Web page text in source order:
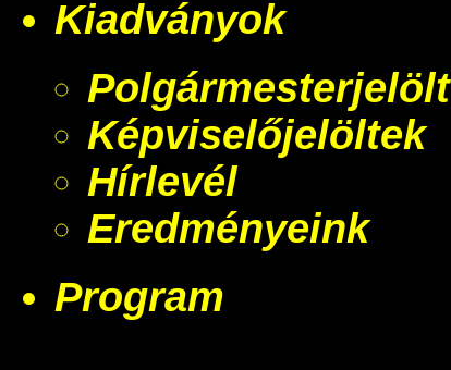
Kiadványok
Polgármesterjelölt
Képviselőjelöltek
Hírlevél
Eredményeink
Program